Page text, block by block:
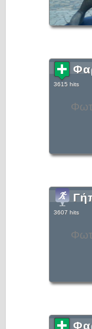
3615 hits
3607 hits